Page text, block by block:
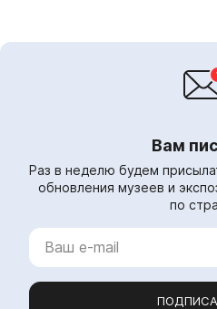
Вам
Раз в неделю будем
обновления музеев и
по